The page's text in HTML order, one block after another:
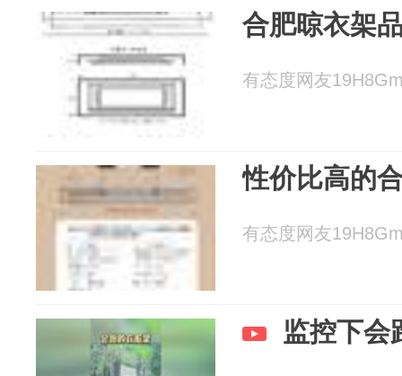
合肥晾衣架
有态度网友
性价比高的
有态度网友
监控下会